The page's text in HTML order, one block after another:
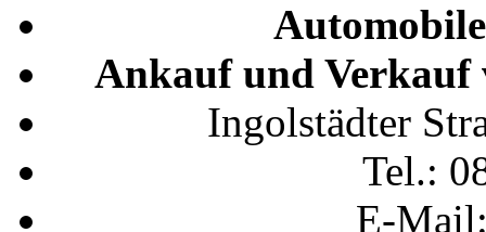
Ankauf und Verkauf
Ingolstädter
Tel.:
E-